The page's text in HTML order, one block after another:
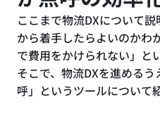
ここまで物流DXについて
から着手したらよいのかわ
で費用をかけられない」と
そこで、物流DXを進める
呼」というツールについて